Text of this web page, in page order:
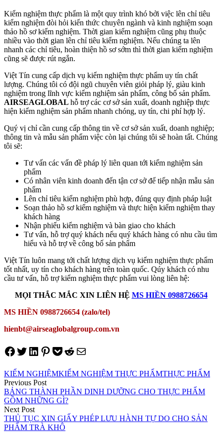
Kiểm nghiệm thực phẩm là một quy trình khó bởi việc lên chỉ tiêu
kiểm nghiệm đòi hỏi kiến thức chuyên ngành và kinh nghiệm soạn
thảo hồ sơ kiểm nghiệm. Thời gian kiểm nghiệm cũng phụ thuộc
nhiều vào thời gian lên chỉ tiêu kiểm nghiệm. Nếu chúng ta lên
nhanh các chỉ tiêu, hoàn thiện hồ sơ sớm thì thời gian kiểm nghiệm
cũng sẽ được rút ngắn.
Việt Tín cung cấp dịch vụ kiểm nghiệm thực phẩm uy tín chất
lượng. Chúng tôi có đội ngũ chuyên viên giỏi pháp lý, giàu kinh
nghiệm trong lĩnh vực kiểm nghiệm sản phẩm, công bố sản phẩm.
AIRSEAGLOBAL hỗ trợ các cơ sở sản xuất, doanh nghiệp thực
hiện kiểm nghiệm sản phẩm nhanh chóng, uy tín, chi phí hợp lý.
Quý vị chỉ cần cung cấp thông tin về cơ sở sản xuất, doanh nghiệp;
thông tin và mẫu sản phẩm việc còn lại chúng tôi sẽ hoàn tất. Chúng
tôi sẽ:
Tư vấn các vấn đề pháp lý liên quan tới kiểm nghiệm sản
phẩm
Có nhân viên kinh doanh đến tận cơ sở để tiếp nhận mẫu sản
phẩm
Lên chỉ tiêu kiểm nghiệm phù hợp, đúng quy định pháp luật
Soạn thảo hồ sơ kiểm nghiệm và thực hiện kiểm nghiệm thay
khách hàng
Nhận phiếu kiểm nghiệm và bàn giao cho khách
Tư vấn, hỗ trợ quý khách nếu quý khách hàng có nhu cầu tìm
hiểu và hỗ trợ về công bố sản phẩm
Việt Tín luôn mang tới chất lượng dịch vụ kiểm nghiệm thực phẩm
tốt nhất, uy tín cho khách hàng trên toàn quốc. Qúy khách có nhu
cầu tư vấn, hỗ trợ kiểm nghiệm thực phẩm vui lòng liên hệ:
MỌI THẮC MẮC XIN LIÊN HỆ MS HIỀN 0988726654
MS HIỀN 0988726654 (zalo/tel)
hienbt@airseaglobalgroup.com.vn
Share on Facebook
Tweet on Twitter
Share on LinkedIn
Pin on Pinterest
Save to pocket
Share on Reddit
Share via Email
KIỂM NGHIỆMKIỂM NGHIỆM THỰC PHẨMTHỰC PHẨM
Điều
hướng
bài
viết
Previous Post
BẢNG THÀNH PHẦN DINH DƯỠNG CHO THỰC PHẨM
GỒM NHỮNG GÌ?
Next Post
THỦ TỤC XIN GIẤY PHÉP LƯU HÀNH TỰ DO CHO SẢN
PHẨM TRÀ KHÔ